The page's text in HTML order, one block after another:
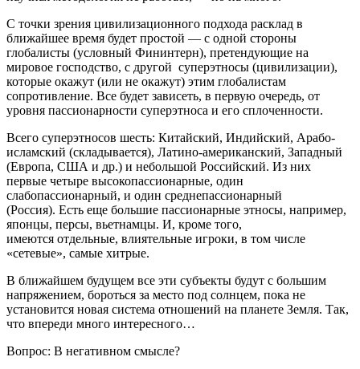
С точки зрения цивилизационного подхода расклад в
ближайшее время будет простой — с одной стороны
глобалисты (условный Фининтерн), претендующие на
мировое господство, с другой суперэтносы (цивилизации),
которые окажут (или не окажут) этим глобалистам
сопротивление. Все будет зависеть, в первую очередь, от
уровня пассионарности суперэтноса и его сплоченности.
Всего суперэтносов шесть: Китайский, Индийский, Арабо-
исламский (складывается), Латино-американский, Западный
(Европа, США и др.) и небольшой Российский. Из них
первые четыре высокопассионарные, один
слабопассионарный, и один среднепассионарный
(Россия). Есть еще большие пассионарные этносы, например,
японцы, персы, вьетнамцы. И, кроме того,
имеются отдельные, влиятельные игроки, в том числе
«сетевые», самые хитрые.
В ближайшем будущем все эти субъекты будут с большим
напряжением, бороться за место под солнцем, пока не
установится новая система отношений на планете Земля. Так,
что впереди много интересного…
Вопрос: В негативном смысле?